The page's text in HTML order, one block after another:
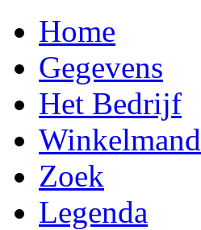
Home
Gegevens
Het Bedrijf
Winkelmand
Zoek
Legenda